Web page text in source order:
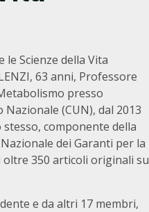
Scienze della Vita
63 anni, Professore
presso
Nazionale (CUN), dal 2013
stesso, componente della
dei Garanti per la
oltre 350 articoli originali su
e da altri 17 membri,